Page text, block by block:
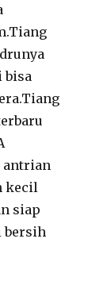
bisa
antrian
kecil
siap
bersih